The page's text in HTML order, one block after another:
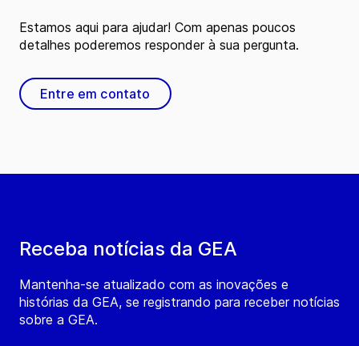
Receba notícias da GEA
Mantenha-se atualizado com as inovações e
histórias da GEA, se registrando para receber notícias
sobre a GEA.
Estamos aqui para ajudar! Com apenas poucos
detalhes poderemos responder à sua pergunta.
Entre em contato